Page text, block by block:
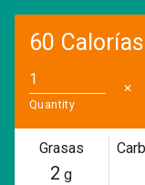
60 Calorías
Quantity
✕
Grasas
2 g